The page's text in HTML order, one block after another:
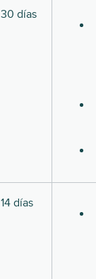
30 días
14 días